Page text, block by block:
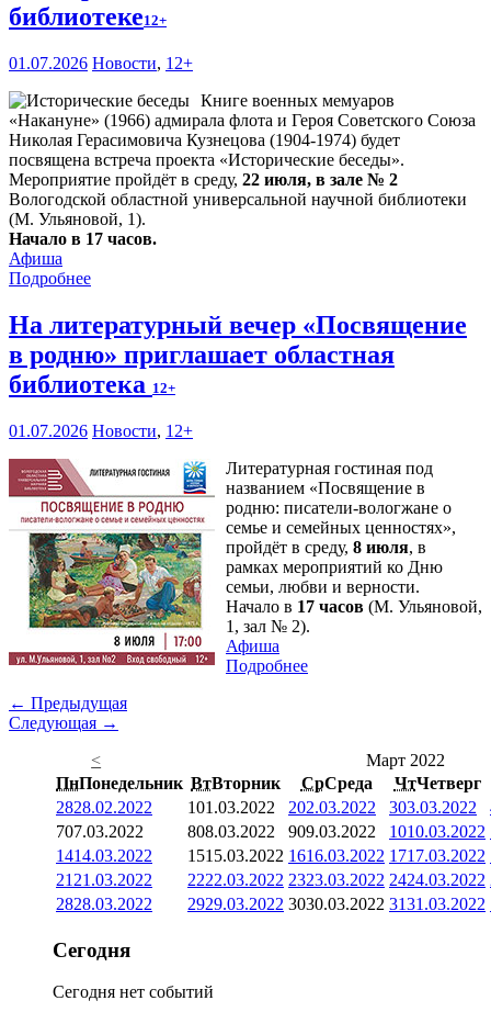
библиотеке12+
01.07.2026 Новости, 12+
Книге военных мемуаров
«Накануне» (1966) адмирала флота и Героя Советского Союза
Николая Герасимовича Кузнецова (1904-1974) будет
посвящена встреча проекта «Исторические беседы».
Мероприятие пройдёт в среду, 22 июля, в зале № 2
Вологодской областной универсальной научной библиотеки
(М. Ульяновой, 1).
Начало в 17 часов.
Афиша
Подробнее
На литературный вечер «Посвящение
в родню» приглашает областная
библиотека 12+
01.07.2026 Новости, 12+
Литературная гостиная под
названием «Посвящение в
родню: писатели-вологжане о
семье и семейных ценностях»,
пройдёт в среду, 8 июля, в
рамках мероприятий ко Дню
семьи, любви и верности.
Начало в 17 часов (М. Ульяновой,
1, зал № 2).
Афиша
Подробнее
← Предыдущая
Следующая →
<
Март 2022
ПнПонедельник ВтВторник СрСреда ЧтЧетверг
2828.02.2022 101.03.2022 202.03.2022 303.03.2022
707.03.2022 808.03.2022 909.03.2022 1010.03.2022
1414.03.2022 1515.03.2022 1616.03.2022 1717.03.2022
21 21.03.2022 2222.03.2022 2323.03.2022 2424.03.2022
2828.03.2022 2929.03.2022 3030.03.2022 3131.03.2022
Сегодня
Сегодня нет событий